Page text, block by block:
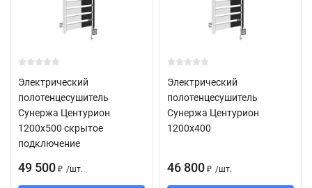
Электрический
полотенцесушитель
Сунержа Центурион
1200х500 скрытое
подключение
49 500 ₽ /шт.
Электрический
полотенцесушитель
Сунержа Центурион
1200х400
46 800 ₽ /шт.